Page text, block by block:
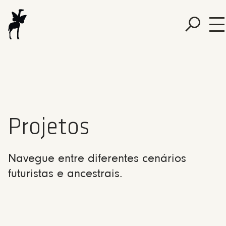
Projetos
Navegue entre diferentes cenários
futuristas e ancestrais.